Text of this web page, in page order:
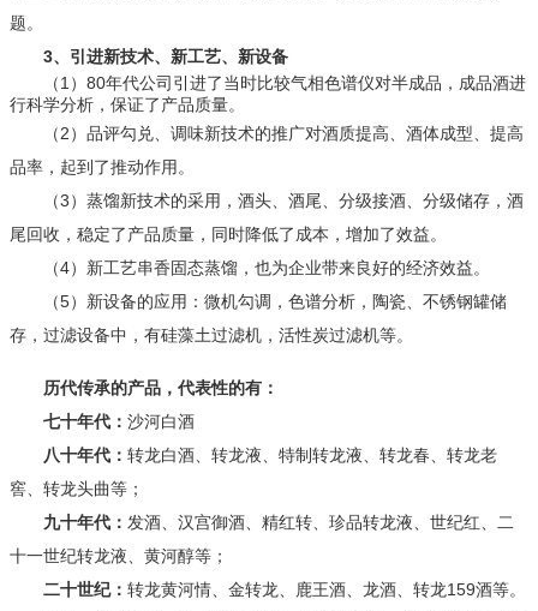
题。
3、引进新技术、新工艺、新设备
（1）80年代公司引进了当时比较气相色谱仪对半成品，成品酒进
行科学分析，保证了产品质量。
（2）品评勾兑、调味新技术的推广对酒质提高、酒体成型、提高
品率，起到了推动作用。
（3）蒸馏新技术的采用，酒头、酒尾、分级接酒、分级储存，酒
尾回收，稳定了产品质量，同时降低了成本，增加了效益。
（4）新工艺串香固态蒸馏，也为企业带来良好的经济效益。
（5）新设备的应用：微机勾调，色谱分析，陶瓷、不锈钢罐储
存，过滤设备中，有硅藻土过滤机，活性炭过滤机等。
历代传承的产品，代表性的有：
七十年代： 沙河白酒
八十年代： 转龙白酒、转龙液、特制转龙液、转龙春、转龙老
窖、转龙头曲等；
九十年代： 发酒、汉宫御酒、精红转、珍品转龙液、世纪红、二
十一世纪转龙液、黄河醇等；
二十世纪： 转龙黄河情、金转龙、鹿王酒、龙酒、转龙159酒等。